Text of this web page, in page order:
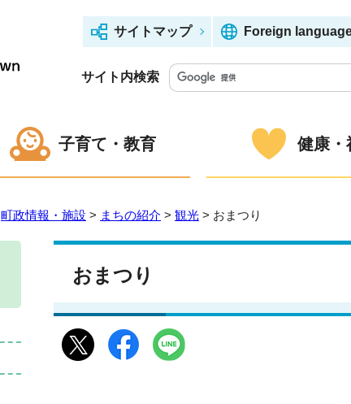
サイトマップ Foreign
サイト内検索
子育て・教育 健康・
町政情報・施設 > まちの紹介 > 観光 > おまつり
おまつり